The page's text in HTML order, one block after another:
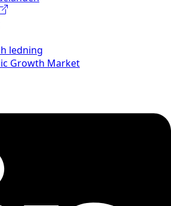
ledning
Growth Market